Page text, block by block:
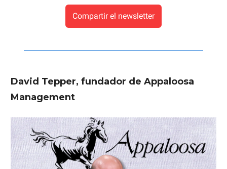
Compartir el newsletter
David Tepper, fundador de Appaloosa
Management